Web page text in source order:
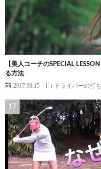
【美人コーチのSPECIAL
る方法
2017.08.15 ドライバーの打